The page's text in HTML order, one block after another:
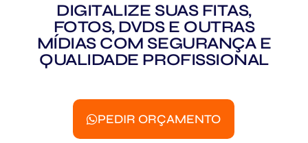
DIGITALIZE SUAS FITAS,
FOTOS, DVDS E OUTRAS
MÍDIAS COM SEGURANÇA E
QUALIDADE PROFISSIONAL
PEDIR ORÇAMENTO